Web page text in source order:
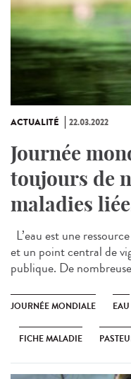
ACTUALITÉ 22.03.2022
Journée
toujours de
maladies
L’eau est une
et un point central de
publique. De
JOURNÉE MONDIALE EAU
FICHE MALADIE